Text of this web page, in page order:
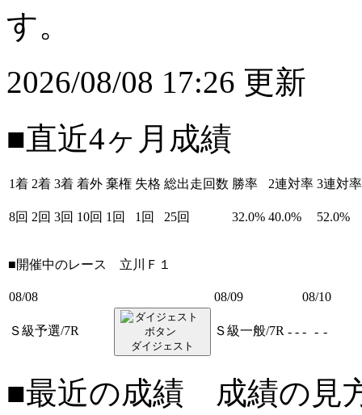
す。
2026/08/08 17:26 更新
■直近4ヶ月成績
1着 2着 3着 着外 棄権 失格 総出走回数 勝率 2連対率 3連対率
8回 2回 3回 10回 1回 1回 25回 32.0% 40.0% 52.0%
■開催中のレース 立川Ｆ１
08/08 08/09 08/10
Ｓ級予選/7R
ダイジェスト
Ｓ級一般/7R - - - - -
■最近の成績 成績の見